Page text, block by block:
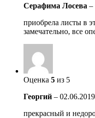
Серафима Лосева –
приобрела листы в
замечательно, все
Оценка 5 из 5
Георгий – 02.06.2019
прекрасный и